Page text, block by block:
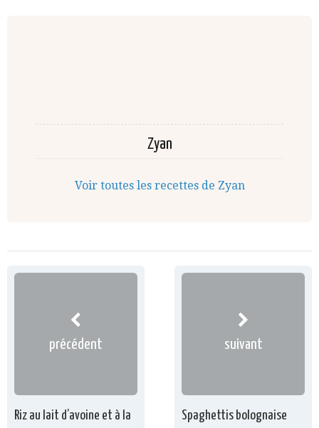
Zyan
Voir toutes les recettes de Zyan
précédent
Riz au lait d’avoine et à la
suivant
Spaghettis bolognaise